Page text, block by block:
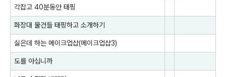
각잡고 40분동안 태핑
화장대 물건들 태핑하고 소개하기
싫은데 하는 메이크업샵(메이크업샵3)
도를 아십니까